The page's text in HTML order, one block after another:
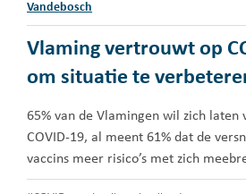
Vandebosch
Vlaming vertrouwt op
om situatie te
65% van de Vlamingen wil zich laten
COVID-19, al meent 61% dat de
vaccins meer risico’s met zich